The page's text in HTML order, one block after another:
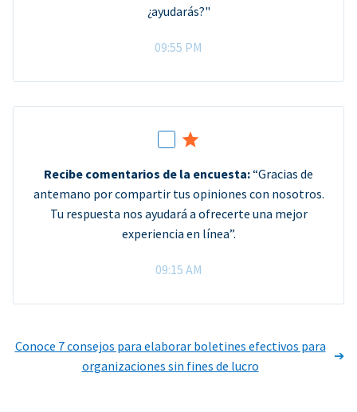
¿ayudarás?"
09:55 PM
Recibe comentarios de la encuesta:“Gracias de
antemano por compartir tus opiniones con nosotros.
Tu respuesta nos ayudará a ofrecerte una mejor
experiencia en línea”.
09:15 AM
Conoce 7 consejos para elaborar boletines efectivos para
organizaciones sin fines de lucro